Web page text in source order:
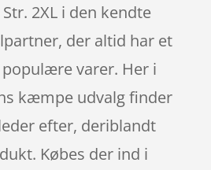
2XL i den kendte
der altid har et
varer. Her i
kæmpe udvalg finder
efter, deriblandt
Købes der ind i